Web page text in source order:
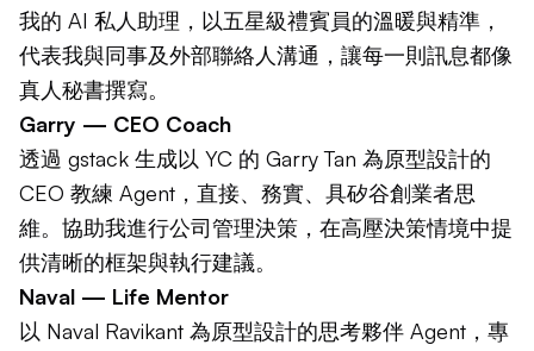
我的 AI 私人助理，以五星級禮賓員的溫暖與精準，
代表我與同事及外部聯絡人溝通，讓每一則訊息都像
真人秘書撰寫。
Garry — CEO Coach
透過 gstack 生成以 YC 的 Garry Tan 為原型設計的
CEO 教練 Agent，直接、務實、具矽谷創業者思
維。協助我進行公司管理決策，在高壓決策情境中提
供清晰的框架與執行建議。
Naval — Life Mentor
以 Naval Ravikant 為原型設計的思考夥伴 Agent，專